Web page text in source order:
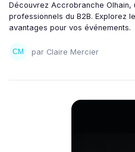
Découvrez Accrobranche Olhain,
professionnels du B2B. Explorez
avantages pour vos événements.
par Claire Mercier